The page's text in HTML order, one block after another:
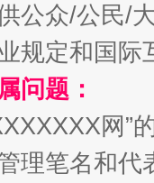
公众/公民/
规定和国
问题：
网”
理笔名和